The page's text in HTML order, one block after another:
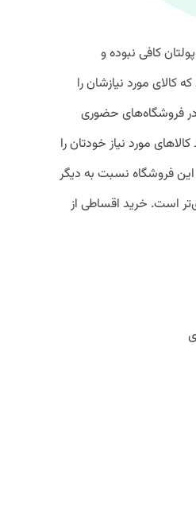
کافی نبوده و
کالای مورد نیازشان را
در فروشگاه‌های حضوری
کالاهای مورد نیاز خودتان را
فروشگاه نسبت به دیگر
است. خرید اقساطی از